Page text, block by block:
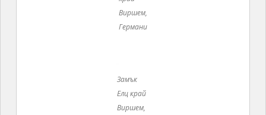
Виршем,
Германия
Замък
Елц край
Виршем,